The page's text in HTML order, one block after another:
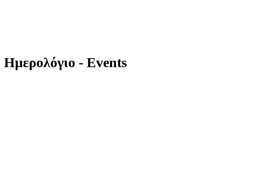
Ημερολόγιο - Events